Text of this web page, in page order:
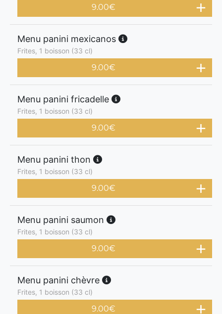
9.00€
Menu panini mexicanos
Frites, 1 boisson (33 cl)
9.00€
Menu panini fricadelle
Frites, 1 boisson (33 cl)
9.00€
Menu panini thon
Frites, 1 boisson (33 cl)
9.00€
Menu panini saumon
Frites, 1 boisson (33 cl)
9.00€
Menu panini chèvre
Frites, 1 boisson (33 cl)
9.00€